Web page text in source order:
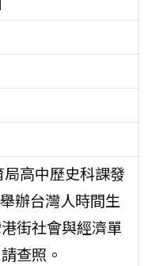
高中歷史科課發
辦台灣人時間生
街社會與經濟單
查照。